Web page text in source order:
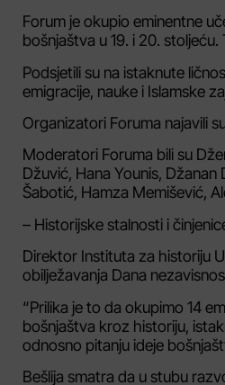
Forum je okupio eminentne
bošnjaštva u 19. i 20.
Podsjetili su na istaknute
emigracije, nauke i Islamske
Organizatori Foruma najavili
Moderatori Foruma bili su
Džuvić, Hana Younis,
Šabotić, Hamza Memišević,
– Historijske stalnosti i
Direktor Instituta za historiju
obilježavanja Dana
“Prilika je to da okupimo 14
bošnjaštva kroz historiju,
odnosno pitanju ideje
Bešlija smatra da u stubu